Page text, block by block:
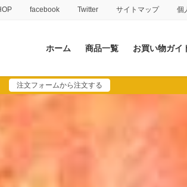
facebook Twitter サイトマップ 個
ホーム 商品一覧 お買い物ガイ
注文フォームから注文する